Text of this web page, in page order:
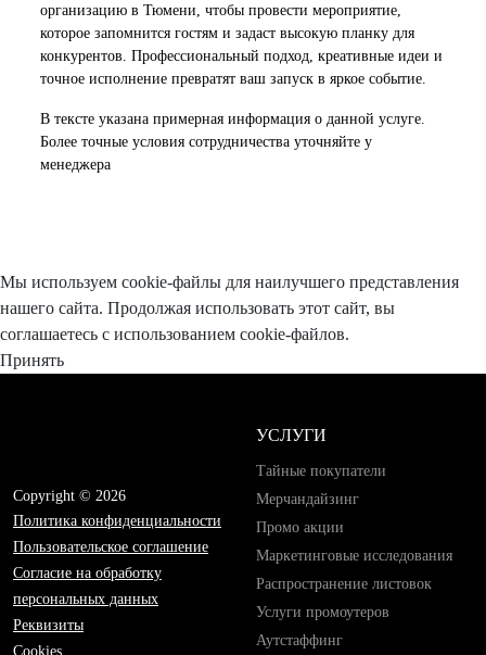
организацию в Тюмени, чтобы провести мероприятие,
которое запомнится гостям и задаст высокую планку для
конкурентов. Профессиональный подход, креативные идеи и
точное исполнение превратят ваш запуск в яркое событие.
В тексте указана примерная информация о данной услуге.
Более точные условия сотрудничества уточняйте у
менеджера
Мы используем cookie-файлы для наилучшего представления
нашего сайта. Продолжая использовать этот сайт, вы
соглашаетесь с использованием cookie-файлов.
Принять
Copyright © 2026
Политика конфиденциальности
Пользовательское соглашение
Согласие на обработку
персональных данных
Реквизиты
Cookies
УСЛУГИ
Тайные покупатели
Мерчандайзинг
Промо акции
Маркетинговые исследования
Распространение листовок
Услуги промоутеров
Аутстаффинг